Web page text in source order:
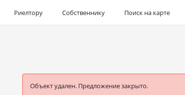
Риелтору Собственнику Поиск на карте
Объект удален. Предложение закрыто.